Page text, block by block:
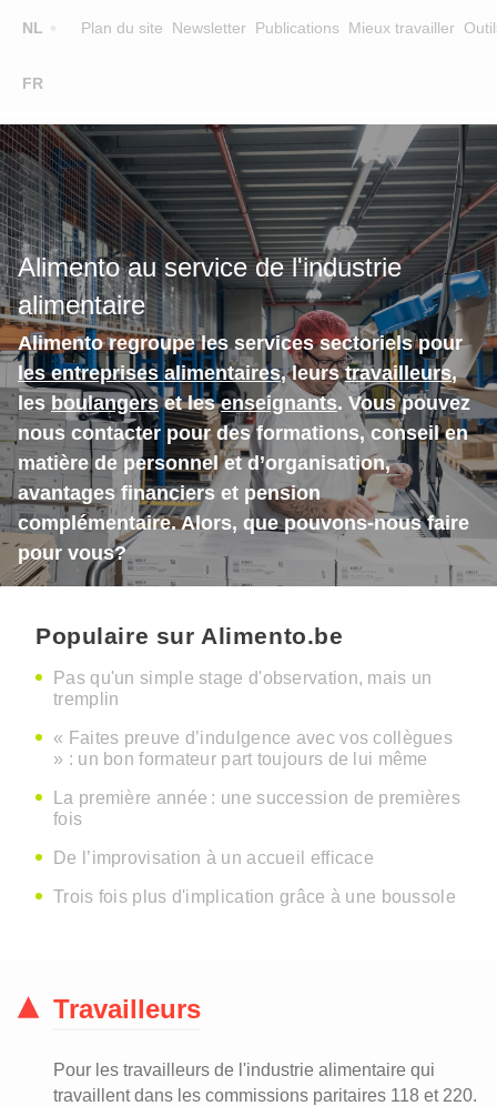
NL
FR
Plan du site Newsletter Publications Mieux travailler
Main
navigation
FORMATION
FORMATEURS
SUR ALIMENTO
EQUIPE
CONTACT
CHERCHER UNE FORMATION
Alimento au service de l'industrie
alimentaire
Alimento regroupe les services sectoriels pour
les entreprises alimentaires, leurstravailleurs,
les boulangerset lesenseignants. Vous pouvez
nous contacter pour des formations, conseil en
matière de personnel et d’organisation,
avantages financiers et pension
complémentaire. Alors, que pouvons-nous faire
pour vous?
Populaire sur Alimento.be
Pas qu'un simple stage d'observation, mais un
tremplin
« Faites preuve d’indulgence avec vos collègues
» : un bon formateur part toujours de lui même
La première année : une succession de premières
fois
De l’improvisation à un accueil efficace
Trois fois plus d'implication grâce à une boussole
Travailleurs
Pour les travailleurs de l'industrie alimentaire qui
travaillent dans les commissions paritaires 118 et 220.